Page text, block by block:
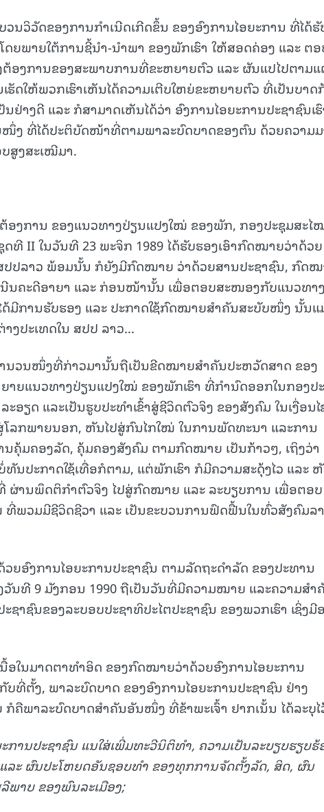
ນວິວັດຂອງການກຳເນີດເກີດຂຶ້ນ ຂອງອົງການໄອຍະການ ທີ່ໄດ້ຮັ
ຍພາຍໃຕ້ການຊີ້ນຳ-ນຳພາ ຂອງພັກເຮົາ ໃຫ້ສອດຄ່ອງ ແລະ ຕ
ອງການຂອງສະພາບການທີ່ຂະຫຍາຍຕົວ ແລະ ຜັນແປໄປຕາມ
ດໃຫ້ພວກເຮົາເຫັນໄດ້ຄວາມເຕີບໃຫຍ່ຂະຫຍາຍຕົວ ທີ່ເປັນບາດ
ງດີ ແລະ ກໍສາມາດເຫັນໄດ້ວ່າ ອົງການໄອຍະການປະຊາຊົນເ
ໜຶ່ງ ທີ່ໄດ້ປະຕິບັດໜ້າທີ່ຕາມພາລະບົດບາດຂອງຕົນ ດ້ວຍຄວາມ
ສູງສະເໝີມາ.
ງການ ຂອງແນວທາງປ່ຽນແປງໃໝ່ ຂອງພັກ, ກອງປະຊຸມສະໄ
ທີ II ໃນວັນທີ 23 ພະຈິກ 1989 ໄດ້ຮັບຮອງເອົາກົດໝາຍວ່າດ້ວຍ
ປປລາວ ພ້ອມນັ້ນ ກໍຍັງມີກົດໝາຍ ວ່າດ້ວຍສານປະຊາຊົນ, ກົດ
ນຄະດີອາຍາ ແລະ ກ່ອນໜ້ານັ້ນ ເພື່ອຕອບສະໜອງກັບແນວທາງ
ດ້ມີການຮັບຮອງ ແລະ ປະກາດໃຊ້ກົດໝາຍສໍາຄັນສະບັບໜຶ່ງ ນັ້ນແ
ປະເທດໃນ ສປປ ລາວ...
ນວນໜຶ່ງທີ່ກ່າວມານັ້ນຖືເປັນຂີດໝາຍສຳຄັນປະຫວັດສາດ ຂອງ
າຍແນວທາງປ່ຽນແປງໃໝ່ ຂອງພັກເຮົາ ທີ່ກໍານົດອອກໃນກອງປ
ອຽດ ແລະເປັນຮູບປະທໍາເຂົ້າສູ່ຊີວິດຕົວຈິງ ຂອງສັງຄົມ ໃນເງື່ອນໄ
ໂລກພາຍນອກ, ຫັນໄປສູ່ກົນໄກໃໝ່ ໃນການພັດທະນາ ແລະການ
ຄຸ້ມຄອງລັດ, ຄຸ້ມຄອງສັງຄົມ ຕາມກົດໝາຍ ເປັນກ້າວໆ, ເຖິງວ່າ
ນປະກາດໃຊ້ເທື່ອກໍຕາມ, ແຕ່ພັກເຮົາ ກໍມີຄວາມສະດຸ້ງໄວ ແລະ
ານພຶດຕິກໍາຕົວຈິງ ໄປສູ່ກົດໝາຍ ແລະ ລະບຽບການ ເພື່ອຕອບ
ພວມມີຊີວິດຊີວາ ແລະ ເປັນຂະບວນການຟົດຟື້ນໃນທົ່ວສັງຄົມລ
ຍອົງການໄອຍະການປະຊາຊົນ ຕາມລັດຖະດໍາລັດ ຂອງປະທານ
ນທີ 9 ມັງກອນ 1990 ຖືເປັນວັນທີ່ມີຄວາມໝາຍ ແລະຄວາມສໍາ
ຊາຊົນຂອງລະບອບປະຊາທິປະໄຕປະຊາຊົນ ຂອງພວກເຮົາ ເຊິ່ງມີ
ນື້ອໃນມາດຕາທໍາອິດ ຂອງກົດໝາຍວ່າດ້ວຍອົງການໄອຍະການ
ບທີ່ຕັ້ງ, ພາລະບົດບາດ ຂອງອົງການໄອຍະການປະຊາຊົນ ຢ່າງ
ຄືພາລະບົດບາດສຳຄັນອັນໜຶ່ງ ທີ່ຂ້າພະເຈົ້າ ຢາກເນັ້ນ ໄດ້ລະບຸໄ
ການປະຊາຊົນ ແນໃສ່ເພີ່ມທະວີນິຕິທໍາ, ຄວາມເປັນລະບຽບຮຽບຮ້
ລະ ຜົນປະໂຫຍດອັນຊອບທໍາ ຂອງທຸກການຈັດຕັ້ງລັດ, ສິດ, ຜົນ
ລີພາບ ຂອງພົນລະເມືອງ;